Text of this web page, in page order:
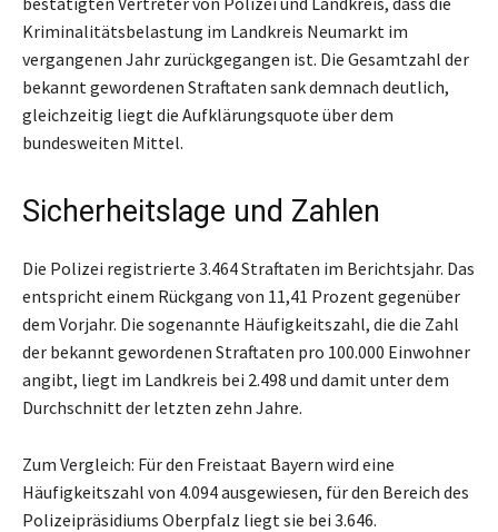
Kriminalitätsbelastung im Landkreis Neumarkt im
vergangenen Jahr zurückgegangen ist. Die Gesamtzahl der
bekannt gewordenen Straftaten sank demnach deutlich,
gleichzeitig liegt die Aufklärungsquote über dem
bundesweiten Mittel.
Sicherheitslage und Zahlen
Die Polizei registrierte 3.464 Straftaten im Berichtsjahr. Das
entspricht einem Rückgang von 11,41 Prozent gegenüber
dem Vorjahr. Die sogenannte Häufigkeitszahl, die die Zahl
der bekannt gewordenen Straftaten pro 100.000 Einwohner
angibt, liegt im Landkreis bei 2.498 und damit unter dem
Durchschnitt der letzten zehn Jahre.
Zum Vergleich: Für den Freistaat Bayern wird eine
Häufigkeitszahl von 4.094 ausgewiesen, für den Bereich des
Polizeipräsidiums Oberpfalz liegt sie bei 3.646.